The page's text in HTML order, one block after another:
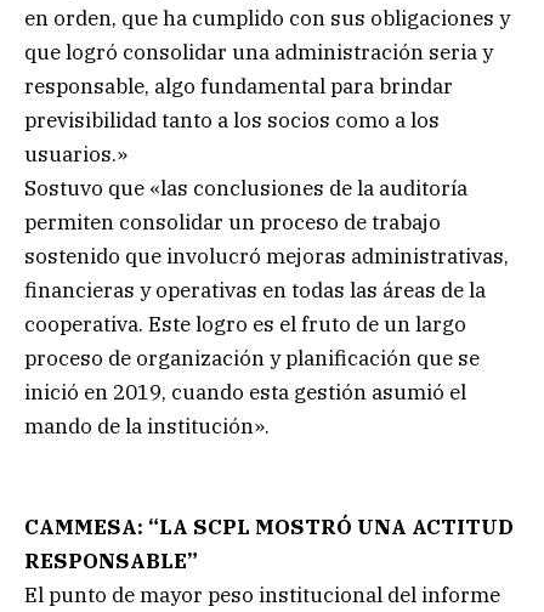
en orden, que ha cumplido con sus obligaciones y
que logró consolidar una administración seria y
responsable, algo fundamental para brindar
previsibilidad tanto a los socios como a los
usuarios.»
Sostuvo que «las conclusiones de la auditoría
permiten consolidar un proceso de trabajo
sostenido que involucró mejoras administrativas,
financieras y operativas en todas las áreas de la
cooperativa. Este logro es el fruto de un largo
proceso de organización y planificación que se
inició en 2019, cuando esta gestión asumió el
mando de la institución».
CAMMESA: “LA SCPL MOSTRÓ UNA ACTITUD
RESPONSABLE”
El punto de mayor peso institucional del informe